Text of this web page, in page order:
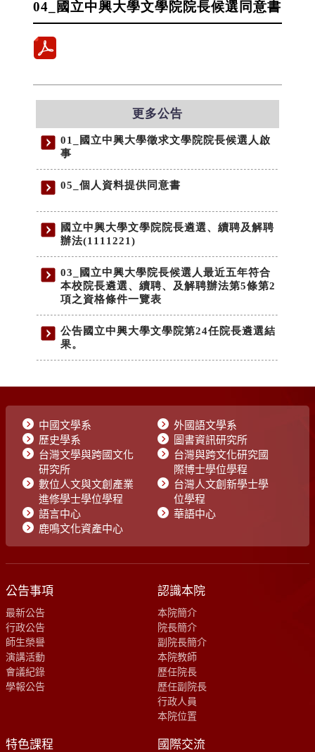
中國文學系
外國語文學系
歷史學系
圖書資訊研究所
台灣文學與跨國文化
研究所
台灣與跨文化研究國
際博士學位學程
數位人文與文創產業
進修學士學位學程
台灣人文創新學士學
位學程
語言中心
華語中心
鹿鳴文化資產中心
公告事項
最新公告
行政公告
師生榮譽
演講活動
會議紀錄
學報公告
認識本院
本院簡介
院長簡介
副院長簡介
本院教師
歷任院長
歷任副院長
行政人員
本院位置
特色課程 國際交流